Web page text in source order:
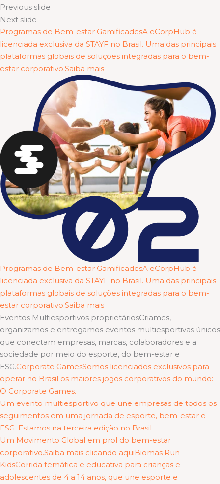
Previous slide
Next slide
Programas de Bem-estar GamificadosA eCorpHub é
licenciada exclusiva da STAYF no Brasil. Uma das principais
plataformas globais de soluções integradas para o bem-
estar corporativo.Saiba mais
Programas de Bem-estar GamificadosA eCorpHub é
licenciada exclusiva da STAYF no Brasil. Uma das principais
plataformas globais de soluções integradas para o bem-
estar corporativo.Saiba mais
Eventos Multiesportivos proprietáriosCriamos,
organizamos e entregamos eventos multiesportivas únicos
que conectam empresas, marcas, colaboradores e a
sociedade por meio do esporte, do bem-estar e
ESG.Corporate GamesSomos licenciados exclusivos para
operar no Brasil os maiores jogos corporativos do mundo:
O Corporate Games.
Um evento multiesportivo que une empresas de todos os
seguimentos em uma jornada de esporte, bem-estar e
ESG. Estamos na terceira edição no Brasil
Um Movimento Global em prol do bem-estar
corporativo.Saiba mais clicando aquiBiomas Run
KidsCorrida temática e educativa para crianças e
adolescentes de 4 a 14 anos, que une esporte e